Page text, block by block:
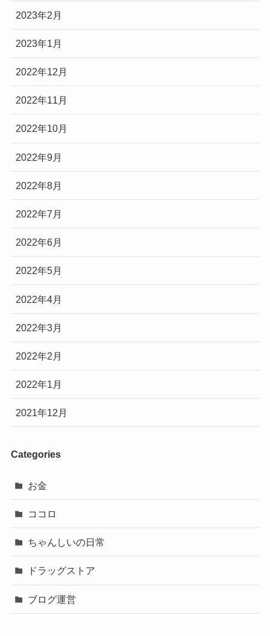
2023年2月
2023年1月
2022年12月
2022年11月
2022年10月
2022年9月
2022年8月
2022年7月
2022年6月
2022年5月
2022年4月
2022年3月
2022年2月
2022年1月
2021年12月
Categories
お金
ココロ
ちゃんしいの日常
ドラッグストア
ブログ運営